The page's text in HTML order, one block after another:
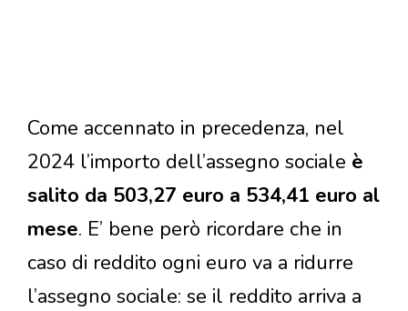
Come accennato in precedenza, nel
2024 l’importo dell’assegno sociale è
salito da 503,27 euro a 534,41 euro al
mese. E’ bene però ricordare che in
caso di reddito ogni euro va a ridurre
l’assegno sociale: se il reddito arriva a